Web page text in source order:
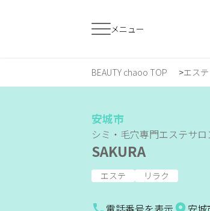
メニュー
すでに会員の方
ジャンルで探す
ネイル・まつげ
BEAUTY chaoo TOP エステ
安城市
シミ・毛穴専門エステサロ
SAKURA
エステ リラク